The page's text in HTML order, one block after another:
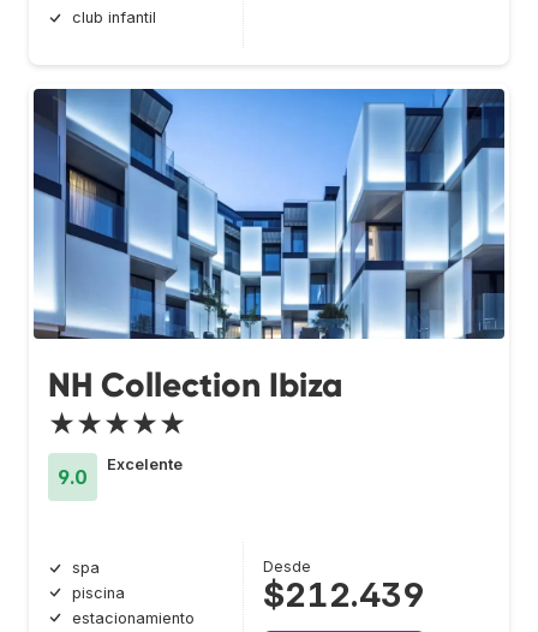
club infantil
NH Collection Ibiza
★★★★★
9.0
Excelente
spa
piscina
estacionamiento
Desde
$212.439